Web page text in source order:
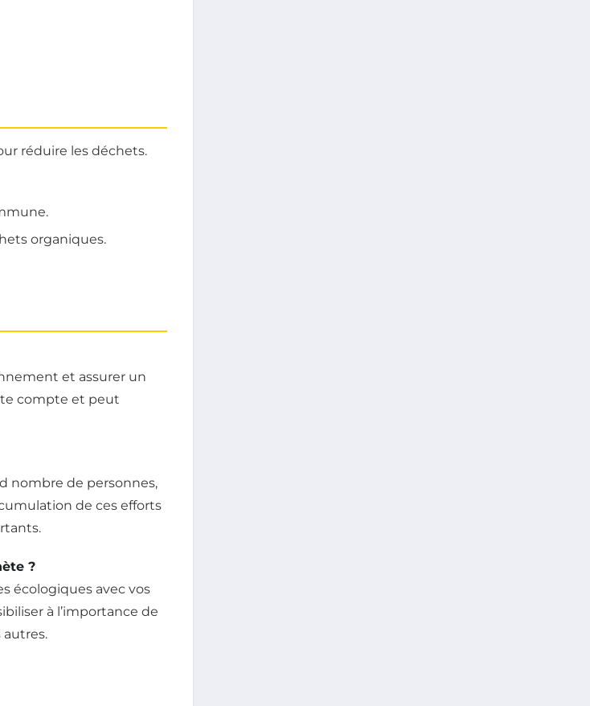
réduire les déchets.
organiques.
et assurer un
compte et peut
nombre de personnes,
de ces efforts
?
écologiques avec vos
à l’importance de